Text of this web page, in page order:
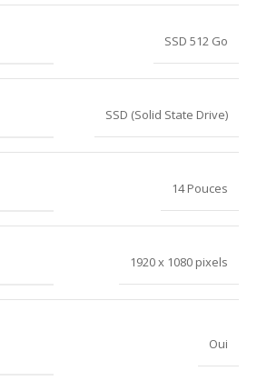
SSD 512 Go
SSD (Solid State Drive)
14 Pouces
1920 x 1080 pixels
Oui